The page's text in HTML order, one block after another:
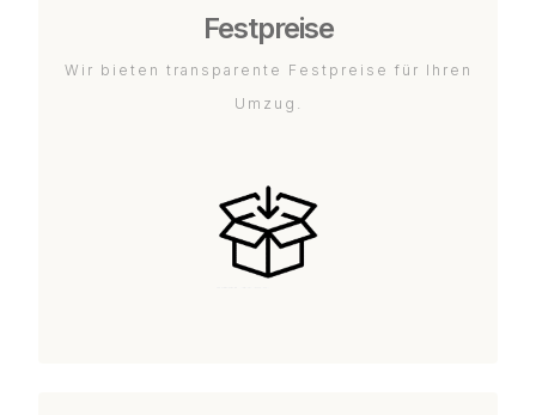
Festpreise
Wir bieten transparente Festpreise für Ihren
Umzug.